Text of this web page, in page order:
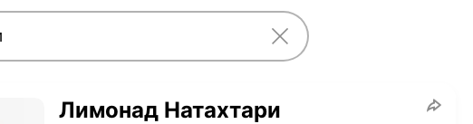
Лимонад Натахтари